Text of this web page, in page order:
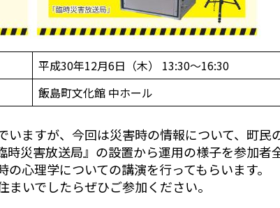
平成30年12月6日（木） 13:30〜16:30
飯島町文化館 中ホール
ますが、今回は災害時の情報について、町民
災害放送局』の設置から運用の様子を参加者
心理学についての講演を行ってもらいます。
いでしたらぜひご参加ください。